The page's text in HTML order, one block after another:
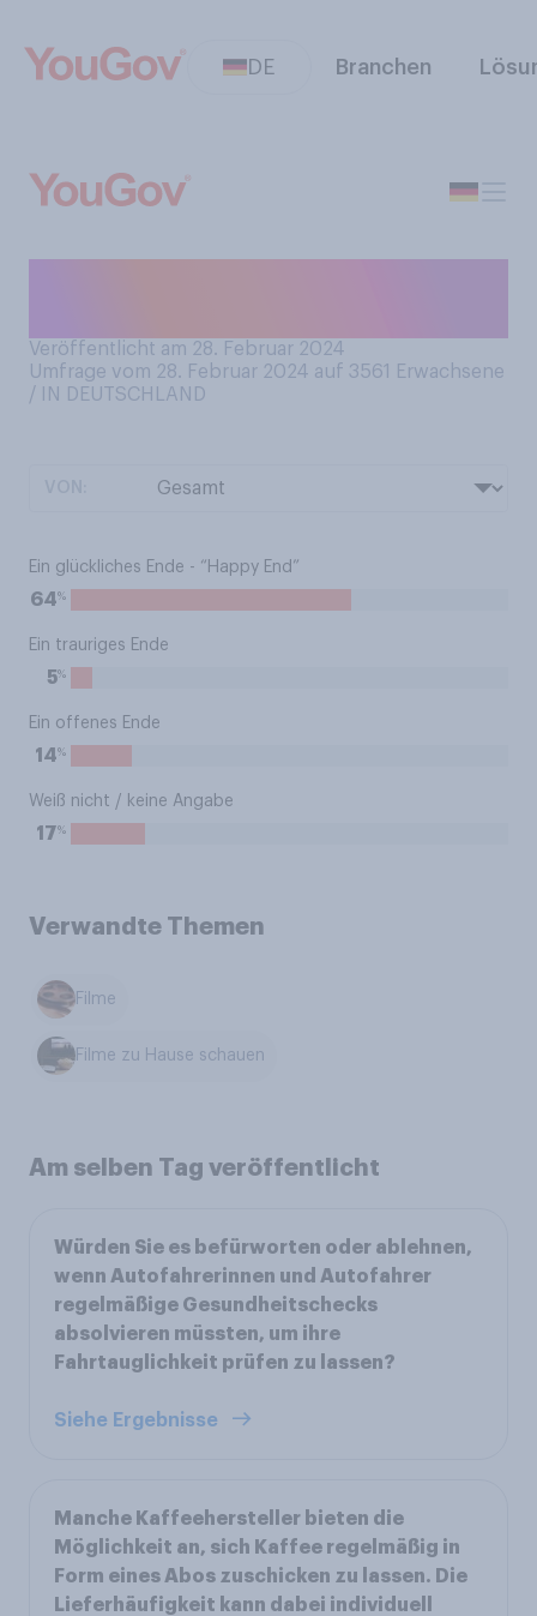
DE Branchen
Veröffentlicht am 28. Februar 2024
Umfrage vom 28. Februar 2024 auf 3561
Erwachsene
/ IN DEUTSCHLAND
Ein glückliches Ende - “Happy End”
64%
Ein trauriges Ende
5%
Ein offenes Ende
14%
Weiß nicht / keine Angabe
17%
Verwandte Themen
Filme
Filme zu Hause schauen
Am selben Tag veröffentlicht
Würden Sie es befürworten oder ablehnen,
wenn Autofahrerinnen und Autofahrer
regelmäßige Gesundheitschecks
absolvieren müssten, um ihre
Fahrtauglichkeit prüfen zu lassen?
Siehe Ergebnisse
Manche Kaffeehersteller bieten die
Möglichkeit an, sich Kaffee regelmäßig in
Form eines Abos zuschicken zu lassen. Die
Lieferhäufigkeit kann dabei individuell